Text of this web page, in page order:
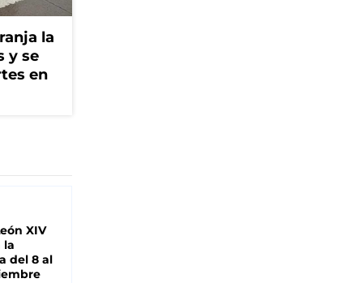
la
y se
en
XIV
la
del 8 al